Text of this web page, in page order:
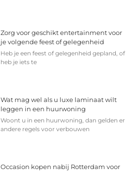
Zorg voor geschikt entertainment voor
je volgende feest of gelegenheid
Heb je een feest of gelegenheid gepland, of
heb je iets te
Wat mag wel als u luxe laminaat wilt
leggen in een huurwoning
Woont u in een huurwoning, dan gelden er
andere regels voor verbouwen
Occasion kopen nabij Rotterdam voor